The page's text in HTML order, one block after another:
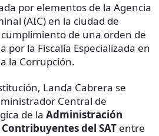
por elementos de la Agencia
(AIC) en la ciudad de
de una orden de
la Fiscalía Especializada en
la Corrupción.
Landa Cabrera se
Central de
de la Administración
del SAT entre